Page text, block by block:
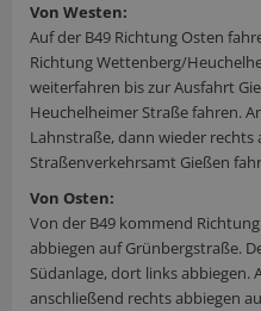
Von Westen:
Auf der B49 Richtung Osten
Richtung Wettenberg/
weiterfahren bis zur Ausfahrt
Heuchelheimer Straße fahren.
Lahnstraße, dann wieder rechts
Straßenverkehrsamt Gießen
Von Osten:
Von der B49 kommend
abbiegen auf Grünbergstraße.
Südanlage, dort links abbiegen.
anschließend rechts abbiegen